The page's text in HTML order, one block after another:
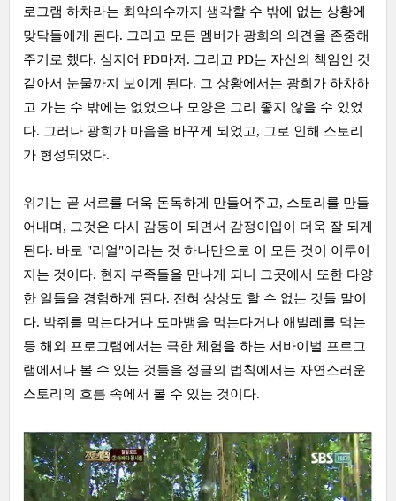
로그램 하차라는 최악의수까지 생각할 수 밖에 없는 상황에
맞닥들에게 된다. 그리고 모든 멤버가 광희의 의견을 존중해
주기로 했다. 심지어 PD마저. 그리고 PD는 자신의 책임인 것
같아서 눈물까지 보이게 된다. 그 상황에서는 광희가 하차하
고 가는 수 밖에는 없었으나 모양은 그리 좋지 않을 수 있었
다. 그러나 광희가 마음을 바꾸게 되었고, 그로 인해 스토리
가 형성되었다.
위기는 곧 서로를 더욱 돈독하게 만들어주고, 스토리를 만들
어내며, 그것은 다시 감동이 되면서 감정이입이 더욱 잘 되게
된다. 바로 "리얼"이라는 것 하나만으로 이 모든 것이 이루어
지는 것이다. 현지 부족들을 만나게 되니 그곳에서 또한 다양
한 일들을 경험하게 된다. 전혀 상상도 할 수 없는 것들 말이
다. 박쥐를 먹는다거나 도마뱀을 먹는다거나 애벌레를 먹는
등 해외 프로그램에서는 극한 체험을 하는 서바이벌 프로그
램에서나 볼 수 있는 것들을 정글의 법칙에서는 자연스러운
스토리의 흐름 속에서 볼 수 있는 것이다.